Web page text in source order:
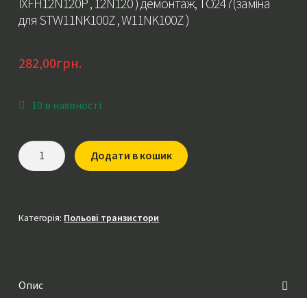
для STW11NK100Z , W11NK100Z )
282,00грн.
10 в наявності
Транзистор
IXFH12N120
,
)
Додати в кошик
Категорія: Польові транзистори
Опис